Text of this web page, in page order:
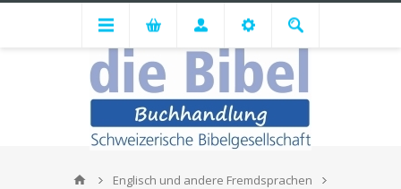
Englisch und andere Fremdsprachen